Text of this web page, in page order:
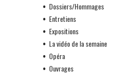
Dossiers/Hommages
Entretiens
Expositions
La vidéo de la semaine
Opéra
Ouvrages